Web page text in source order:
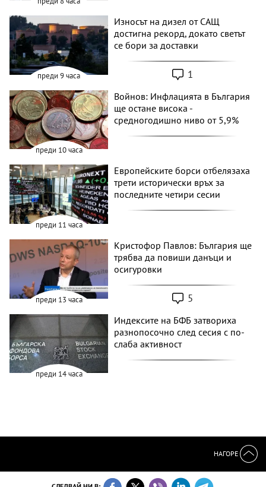
преди 9 часа
Износът на дизел от САЩ
достигна рекорд, докато светът
се бори за доставки
1
преди 10 часа
Войнов: Инфлацията в България
ще остане висока -
средногодишно ниво от 5,9%
преди 11 часа
Европейските борси отбелязаха
трети исторически връх за
последните четири сесии
преди 13 часа
Кристофор Павлов: България ще
трябва да повиши данъци и
осигуровки
5
преди 14 часа
Индексите на БФБ затвориха
разнопосочно след сесия с по-
слаба активност
НАГОРЕ